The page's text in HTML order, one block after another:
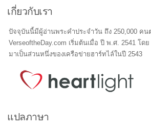
เกี่ยวกับเรา
ปัจจุบันนี้มีผู้อ่านพระคำประจำวัน ถึง 250,000 คน
VerseoftheDay.com เริ่มต้นเมื่อ ปี พ.ศ. 2541 โด
มาเป็นส่วนหนึ่งของเครือข่ายฮาร์ทไล์ในปี 2543
แปลภาษา